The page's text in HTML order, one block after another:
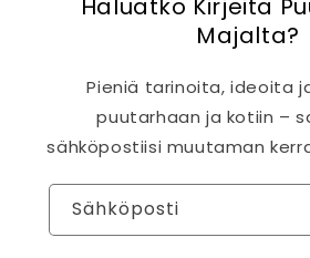
Haluatko Kirjeitä
Majalta?
Pieniä tarinoita, ideoita
puutarhaan ja kotiin –
sähköpostiisi muutaman
Sähköposti